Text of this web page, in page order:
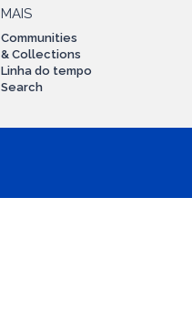
MAIS
Communities
& Collections
Linha do tempo
Search